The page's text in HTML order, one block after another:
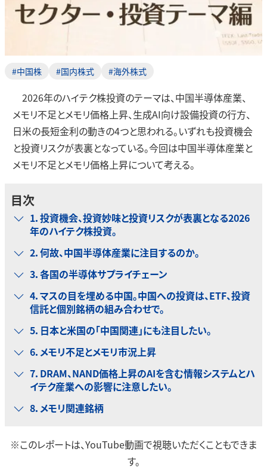
#中国株 #国内株式 #海外株式
2026年のハイテク株投資のテーマは、中国半導体産業、
メモリ不足とメモリ価格上昇、生成AI向け設備投資の行方、
日米の長短金利の動きの4つと思われる。いずれも投資機会
と投資リスクが表裏となっている。今回は中国半導体産業と
メモリ不足とメモリ価格上昇について考える。
目次
1．投資機会、投資妙味と投資リスクが表裏となる2026
年のハイテク株投資。
2．何故、中国半導体産業に注目するのか。
3．各国の半導体サプライチェーン
4．マスの目を埋める中国。中国への投資は、ETF、投資
信託と個別銘柄の組み合わせで。
5．日本と米国の「中国関連」にも注目したい。
6．メモリ不足とメモリ市況上昇
7．DRAM、NAND価格上昇のAIを含む情報システムとハ
イテク産業への影響に注意したい。
8．メモリ関連銘柄
※このレポートは、YouTube動画で視聴いただくこともできま
す。